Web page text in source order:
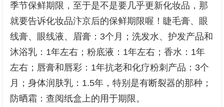
季节保鲜期限，至于是不是要几乎更新化妆品，那
就要告诉化妆品汴京后的保鲜期限喔！睫毛膏、眼
线膏、眼线液、眉膏：3个月；洗发水、护发产品和
沐浴乳：1年左右；粉底液：1年左右；香水：1年
左右；唇膏和唇彩：1年抗老和化疗粉刺产品：3个
月；身体润肤乳：1.5年，特别是有断裂器的那种；
防晒霜：查阅纸盒上的用于期限。